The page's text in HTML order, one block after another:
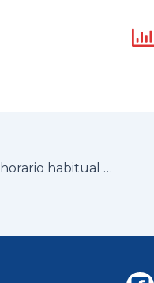
Cambios en el horario habitual de la sede del Regional Metropolitano